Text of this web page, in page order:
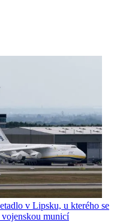
v Lipsku, u kterého se
municí